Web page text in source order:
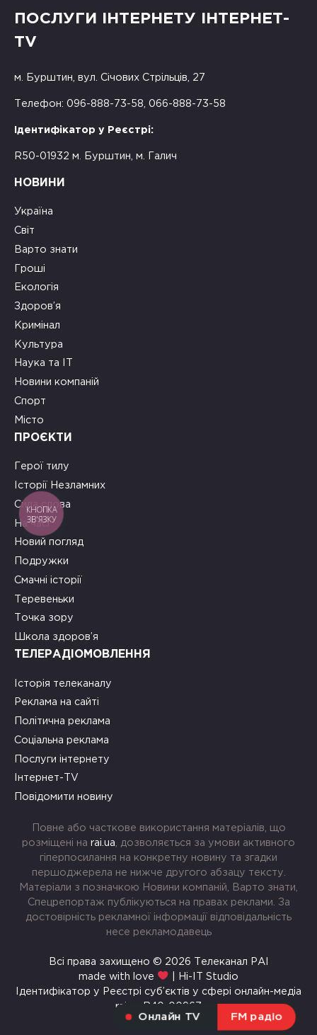
Онлайн TV FM радіо
ПОСЛУГИ ІНТЕРНЕТУ ІНТЕРНЕТ-
TV
м. Бурштин, вул. Січових Стрільців, 27
Телефон: 096-888-73-58, 066-888-73-58
Ідентифікатор у Реєстрі:
R50-01932 м. Бурштин, м. Галич
НОВИНИ
Україна
Світ
Варто знати
Гроші
Екологія
Здоров’я
Кримінал
Культура
Наука та ІТ
Новини компаній
Спорт
Місто
ПРОЄКТИ
Герої тилу
Історії Незламних
Сила слова
На часі
Новий погляд
Подружки
Смачні історії
Теревеньки
Точка зору
Школа здоров’я
ТЕЛЕРАДІОМОВЛЕННЯ
Історія телеканалу
Реклама на сайті
Політична реклама
Соціальна реклама
Послуги інтернету
Інтернет-TV
Повідомити новину
Повне або часткове використання матеріалів, що
розміщені на rai.ua , дозволяється за умови активного
гіперпосилання на конкретну новину та згадки
першоджерела не нижче другого абзацу тексту.
Матеріали з позначкою Новини компаній, Варто знати,
Спецрепортаж публікуються на правах реклами. За
достовірність рекламної інформації відповідальність
несе рекламодавець
Всі права захищено © 2026 Телеканал РАІ
made with love
| Hi-IT Studio
Ідентифікатор у Реєстрі суб’єктів у сфері онлайн-медіа
rai.ua R40-00967
КНОПКА
ЗВ'ЯЗКУ